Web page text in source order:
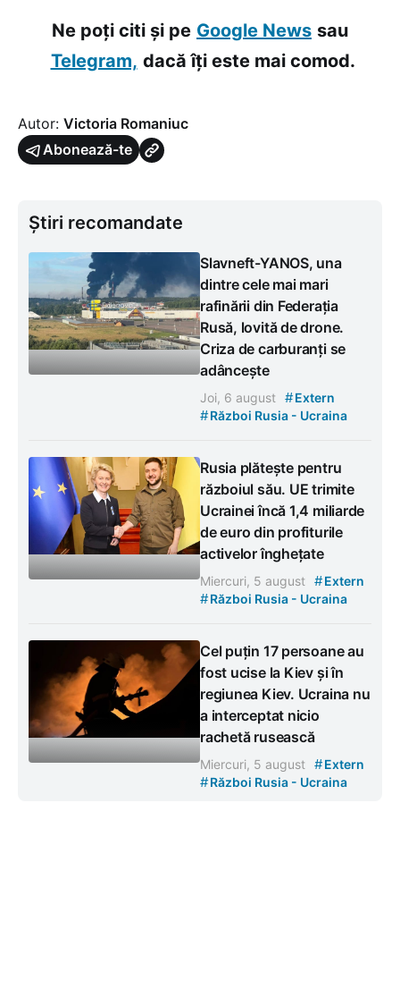
Ne poți citi și pe Google News sau
Telegram, dacă îți este mai comod.
Autor: Victoria Romaniuc
Abonează-te
Știri recomandate
Slavneft-YANOS, una
dintre cele mai mari
rafinării din Federația
Rusă, lovită de drone.
Criza de carburanți se
adâncește
Joi, 6 august #Extern
#Război Rusia - Ucraina
Rusia plătește pentru
războiul său. UE trimite
Ucrainei încă 1,4 miliarde
de euro din profiturile
activelor înghețate
Miercuri, 5 august #Extern
#Război Rusia - Ucraina
Cel puțin 17 persoane au
fost ucise la Kiev și în
regiunea Kiev. Ucraina nu
a interceptat nicio
rachetă rusească
Miercuri, 5 august #Extern
#Război Rusia - Ucraina